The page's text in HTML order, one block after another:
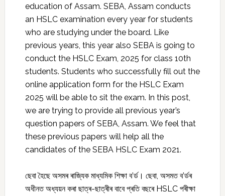
education of Assam. SEBA, Assam conducts
an HSLC examination every year for students
who are studying under the board. Like
previous years, this year also SEBA is going to
conduct the HSLC Exam, 2025 for class 10th
students. Students who successfully fill out the
online application form for the HSLC Exam
2025 will be able to sit the exam. In this post,
we are trying to provide all previous year’s
question papers of SEBA, Assam. We feel that
these previous papers will help all the
candidates of the SEBA HSLC Exam 2021.
ছেবা হৈছে অসমৰ ৰাজ্যিক মাধ্যমিক শিক্ষা ব’ৰ্ড। ছেবা, অসমত ব’ৰ্ডৰ
অধীনত অধ্যয়ন কৰা ছাত্ৰ-ছাত্ৰীৰ বাবে প্ৰতি বছৰে HSLC পৰীক্ষা